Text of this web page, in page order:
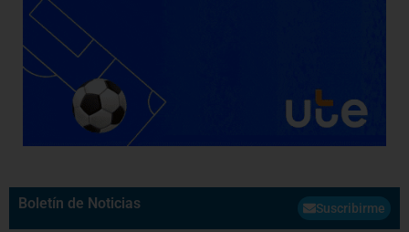
Boletín de Noticias Suscribirme